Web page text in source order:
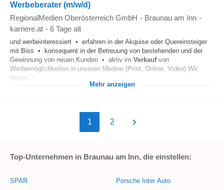
Werbeberater (m/w/d)
RegionalMedien Oberösterreich GmbH - Braunau am Inn -
karriere.at - 6 Tage alt
und werbeinteressiert • erfahren in der Akquise oder Quereinsteiger
mit Biss • konsequent in der Betreuung von bestehenden und der
Gewinnung von neuen Kunden • aktiv im Verkaufvon
Werbemöglichkeiten in unseren Medien (Print, Online, Video) Wir
bieten...
Mehr anzeigen
1 2
Top-Unternehmen in Braunau am Inn, die einstellen:
SPAR Porsche Inter Auto